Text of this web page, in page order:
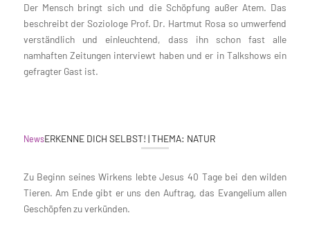
Der Mensch bringt sich und die Schöpfung außer Atem. Das
beschreibt der Soziologe Prof. Dr. Hartmut Rosa so umwerfend
verständlich und einleuchtend, dass ihn schon fast alle
namhaften Zeitungen interviewt haben und er in Talkshows ein
gefragter Gast ist.
NewsERKENNE DICH SELBST! | THEMA: NATUR
Zu Beginn seines Wirkens lebte Jesus 40 Tage bei den wilden
Tieren. Am Ende gibt er uns den Auftrag, das Evangelium allen
Geschöpfen zu verkünden.